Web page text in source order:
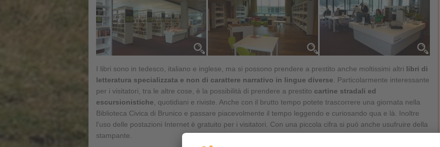
I libri sono in tedesco, italiano e inglese, ma si possono prendere a prestito anche moltissimi altri libri di
letteratura specializzata e non di carattere narrativo in lingue diverse . Particolarmente interessante
per i visitatori, tra le altre cose, è la possibilità di prendere a prestito cartine stradali ed
escursionistiche , quotidiani e riviste. Anche con il brutto tempo potete trascorrere una giornata nella
Biblioteca Civica di Brunico e passare piacevolmente il tempo leggendo e curiosando qua e là. Inoltre
l'uso delle postazioni Internet è gratuito per i visitatori. Con una piccola cifra si può anche usufruire della
stampante.